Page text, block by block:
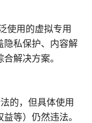
使用的虚拟专用
隐私保护、内容解
解决方案。
的，但具体使用
等）仍然违法。